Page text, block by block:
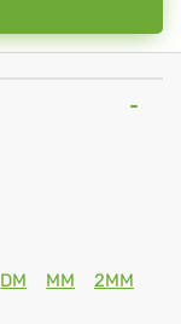
DM MM
2MM